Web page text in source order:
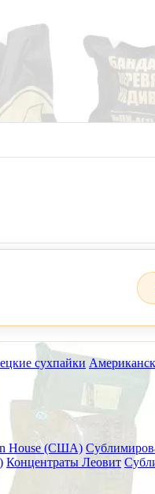
сухпайки
House (США)
Концентраты Леовит